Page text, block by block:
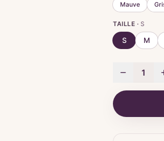
Mauve
TAILLE · S
S M
1